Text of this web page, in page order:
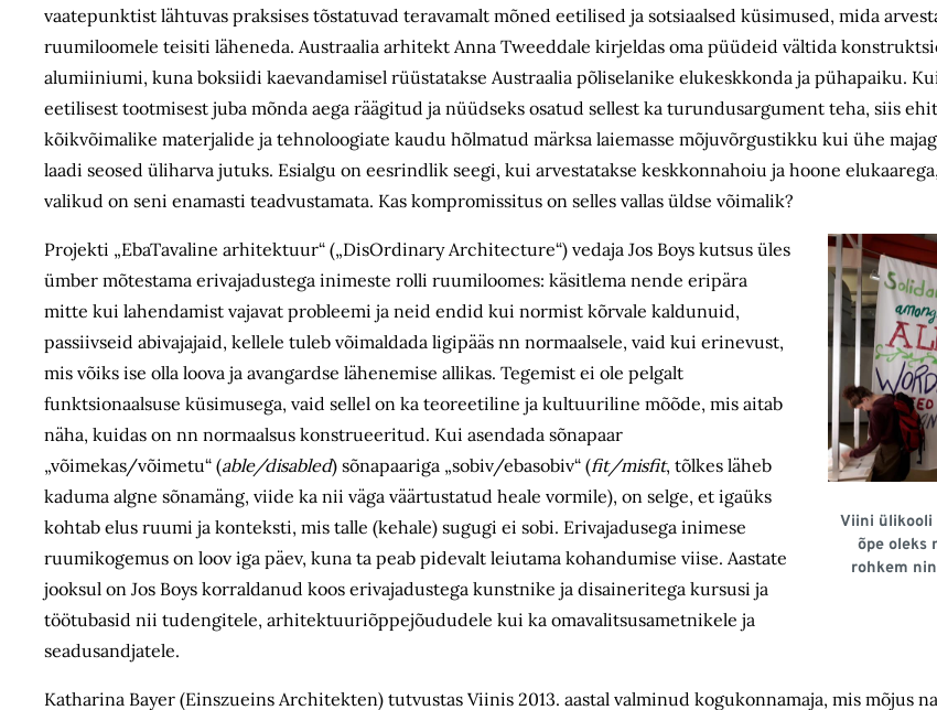
vaatepunktist lähtuvas praksises tõstatuvad teravamalt mõned eetilised ja sotsiaalsed küsimused, mida
ruumiloomele teisiti läheneda. Austraalia arhitekt Anna Tweeddale kirjeldas oma püüdeid vältida
alumiiniumi, kuna boksiidi kaevandamisel rüüstatakse Austraalia põliselanike elukeskkonda ja pühapaiku.
eetilisest tootmisest juba mõnda aega räägitud ja nüüdseks osatud sellest ka turundusargument teha, siis
kõikvõimalike materjalide ja tehnoloogiate kaudu hõlmatud märksa laiemasse mõjuvõrgustikku kui ühe
laadi seosed üliharva jutuks. Esialgu on eesrindlik seegi, kui arvestatakse keskkonnahoiu ja hoone
valikud on seni enamasti teadvustamata. Kas kompromissitus on selles vallas üldse võimalik?
Viini ülikooli
õpe oleks
rohkem
Projekti „EbaTavaline arhitektuur“ („DisOrdinary Architecture“) vedaja Jos Boys kutsus üles
ümber mõtestama erivajadustega inimeste rolli ruumiloomes: käsitlema nende eripära
mitte kui lahendamist vajavat probleemi ja neid endid kui normist kõrvale kaldunuid,
passiivseid abivajajaid, kellele tuleb võimaldada ligipääs nn normaalsele, vaid kui erinevust,
mis võiks ise olla loova ja avangardse lähenemise allikas. Tegemist ei ole pelgalt
funktsionaalsuse küsimusega, vaid sellel on ka teoreetiline ja kultuuriline mõõde, mis aitab
näha, kuidas on nn normaalsus konstrueeritud. Kui asendada sõnapaar
„võimekas/võimetu“ (able/disabled) sõnapaariga „sobiv/ebasobiv“ (fit/misfit, tõlkes läheb
kaduma algne sõnamäng, viide ka nii väga väärtustatud heale vormile), on selge, et igaüks
kohtab elus ruumi ja konteksti, mis talle (kehale) sugugi ei sobi. Erivajadusega inimese
ruumikogemus on loov iga päev, kuna ta peab pidevalt leiutama kohandumise viise. Aastate
jooksul on Jos Boys korraldanud koos erivajadustega kunstnike ja disaineritega kursusi ja
töötubasid nii tudengitele, arhitektuuriõppejõududele kui ka omavalitsusametnikele ja
seadusandjatele.
Katharina Bayer (Einszueins Architekten) tutvustas Viinis 2013. aastal valminud kogukonnamaja, mis mõjus